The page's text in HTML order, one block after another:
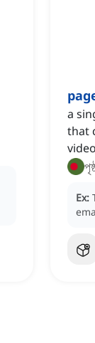
a
that
Ex: